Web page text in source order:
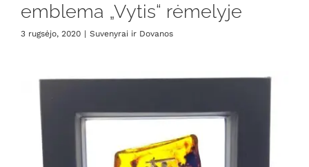
emblema „Vytis“ rėmelyje
3 rugsėjo, 2020 | Suvenyrai ir Dovanos